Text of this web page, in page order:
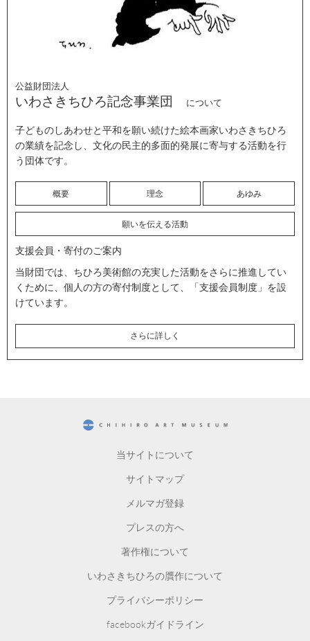
公益財団法人
いわさきちひろ記念事業団 について
子どものしあわせと平和を願い続けた絵本画家いわさきちひろ
の業績を記念し、文化の民主的多面的発展に寄与する活動を行
う団体です。
概要 理念 あゆみ
願いを伝える活動
支援会員・寄付のご案内
当財団では、ちひろ美術館の充実した活動をさらに推進してい
くために、個人の方の寄付制度として、「支援会員制度」を設
けています。
さらに詳しく
当サイトについて
サイトマップ
メルマガ登録
プレスの方へ
著作権について
いわさきちひろの贋作について
プライバシーポリシー
facebookガイドライン